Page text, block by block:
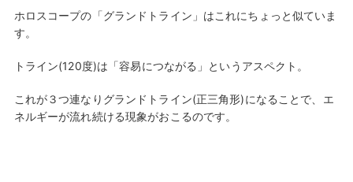
ホロスコープの「グランドトライン」はこれにちょっと似ていま
す。
トライン(120度)は「容易につながる」というアスペクト。
これが３つ連なりグランドトライン(正三角形)になることで、エ
ネルギーが流れ続ける現象がおこるのです。